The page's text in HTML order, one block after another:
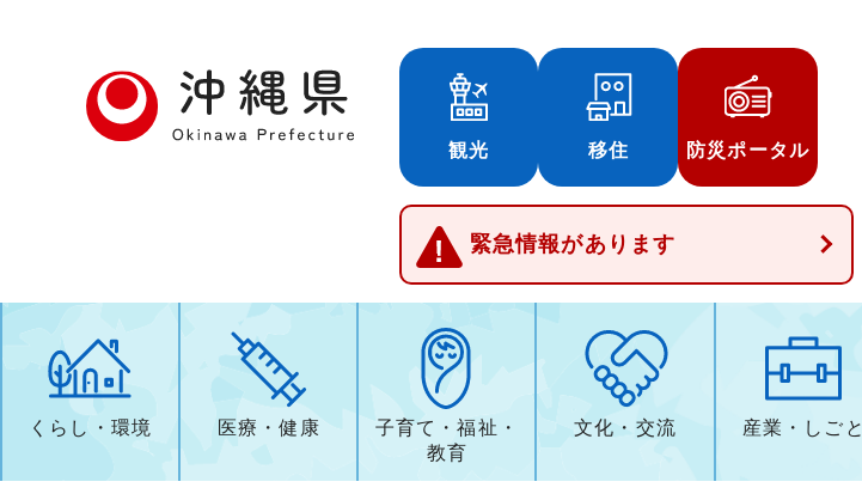
観光 移住 防災ポータル
緊急情報があります
くらし・環境 医療・健康
子育て・福祉・
教育
文化・交流 産業・しごと